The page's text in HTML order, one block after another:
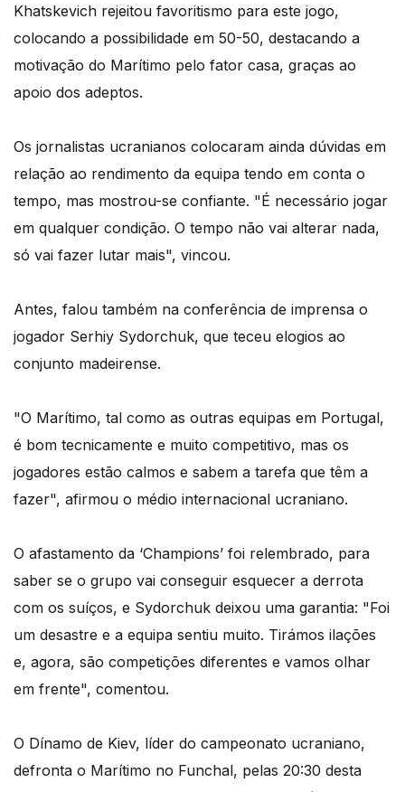
Khatskevich rejeitou favoritismo para este jogo,
colocando a possibilidade em 50-50, destacando a
motivação do Marítimo pelo fator casa, graças ao
apoio dos adeptos.
Os jornalistas ucranianos colocaram ainda dúvidas em
relação ao rendimento da equipa tendo em conta o
tempo, mas mostrou-se confiante. "É necessário jogar
em qualquer condição. O tempo não vai alterar nada,
só vai fazer lutar mais", vincou.
Antes, falou também na conferência de imprensa o
jogador Serhiy Sydorchuk, que teceu elogios ao
conjunto madeirense.
"O Marítimo, tal como as outras equipas em Portugal,
é bom tecnicamente e muito competitivo, mas os
jogadores estão calmos e sabem a tarefa que têm a
fazer", afirmou o médio internacional ucraniano.
O afastamento da ‘Champions’ foi relembrado, para
saber se o grupo vai conseguir esquecer a derrota
com os suíços, e Sydorchuk deixou uma garantia: "Foi
um desastre e a equipa sentiu muito. Tirámos ilações
e, agora, são competições diferentes e vamos olhar
em frente", comentou.
O Dínamo de Kiev, líder do campeonato ucraniano,
defronta o Marítimo no Funchal, pelas 20:30 desta